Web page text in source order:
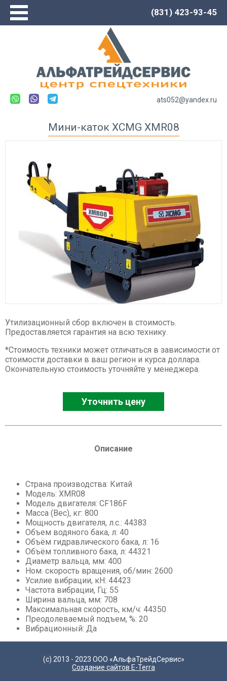
(831) 423-93-45
Сервис
Каталог
Новости
Спецтехника LOVOL
Автогрейдеры
Погрузчики
Экскаваторы
Экскаваторы-погрузчики
Спецтехника XCMG
Буровые установки
Карьерные самосвалы
Ресайклеры
Дорожные фрезы
Асфальтоукладчики
Катки
Фронтальные погрузчики
Экскаваторы
Мини-погрузчики
ats052@yandex.ru
Мини-каток XCMG XMR08
Утилизационный сбор включен в стоимость.
Предоставляется гарантия на всю технику.
*Стоимость техники может отличаться в зависимости от
стоимости доставки в ваш регион и курса доллара.
Окончательную стоимость уточняйте у менеджера.
Уточнить цену
Описание
Страна производства: Китай
Модель: XMR08
Модель двигателя: CF186F
Масса (Вес), кг: 800
Мощность двигателя, л.с.: 44383
Объем водяного бака, л: 40
Объём гидравлического бака, л: 16
Объём топливного бака, л: 44321
Диаметр вальца, мм: 400
Ном. скорость вращения, об/мин: 2600
Усилие вибрации, кН: 44423
Частота вибрации, Гц: 55
Ширина вальца, мм: 708
Максимальная скорость, км/ч: 44350
Преодолеваемый подъем, %: 20
Вибрационный: Да
(с) 2013 - 2023 ООО «АльфаТрейдСервис»
Создание сайтов E-Terra